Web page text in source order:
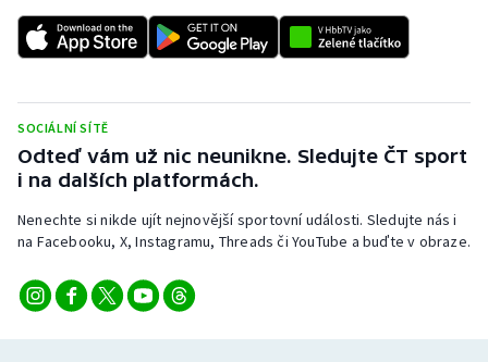
SOCIÁLNÍ SÍTĚ
Odteď vám už nic neunikne. Sledujte ČT sport
i na dalších platformách.
Nenechte si nikde ujít nejnovější sportovní události. Sledujte nás i
na Facebooku, X, Instagramu, Threads či YouTube a buďte v obraze.